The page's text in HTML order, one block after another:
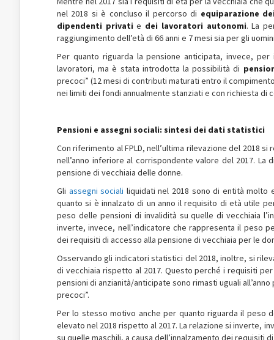
nel 2018 si è concluso il percorso di equiparazione
dipendenti privati e dei lavoratori autonomi. La
raggiungimento dell’età di 66 anni e 7 mesi sia per gli
Per quanto riguarda la pensione anticipata, invece,
lavoratori, ma è stata introdotta la possibilità di
precoci” (12 mesi di contributi maturati entro il
nei limiti dei fondi annualmente stanziati e con richiesta di
Pensioni e assegni sociali: sintesi dei dati statistici
Con riferimento al FPLD, nell’ultima rilevazione del 2018
nell’anno inferiore al corrispondente valore del 2017.
pensione di vecchiaia delle donne.
Gli assegni sociali liquidati nel 2018 sono di entità molto
quanto si è innalzato di un anno il requisito di età utile
peso delle pensioni di invalidità su quelle di vecchiaia
inverte, invece, nell’indicatore che rappresenta il peso
dei requisiti di accesso alla pensione di vecchiaia per le
Osservando gli indicatori statistici del 2018, inoltre, si
di vecchiaia rispetto al 2017. Questo perché i requisiti
pensioni di anzianità/anticipate sono rimasti uguali
precoci”.
Per lo stesso motivo anche per quanto riguarda il peso
elevato nel 2018 rispetto al 2017. La relazione si inverte,
su quelle maschili, a causa dell’innalzamento dei requisiti